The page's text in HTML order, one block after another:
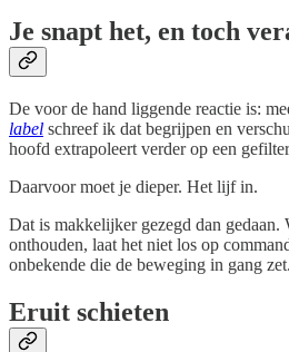
Je snapt het, en toch
De voor de hand liggende reactie is:
label schreef ik dat begrijpen en
hoofd extrapoleert verder op een
Daarvoor moet je dieper. Het lijf in.
Dat is makkelijker gezegd dan gedaan.
onthouden, laat het niet los op
onbekende die de beweging in gang zet.
Eruit schieten